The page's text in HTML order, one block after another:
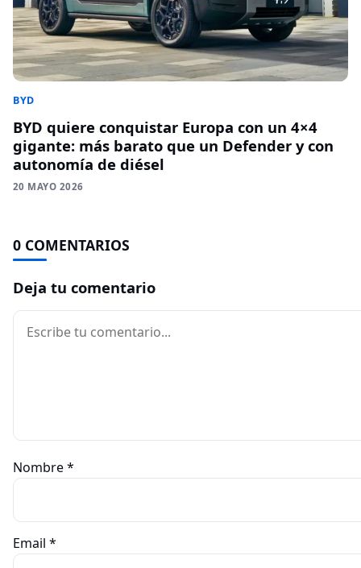
BYD
BYD quiere conquistar Europa con un 4×4
gigante: más barato que un Defender y con
autonomía de diésel
20 MAYO 2026
0 COMENTARIOS
Deja tu comentario
Comentario
Nombre*
Email *